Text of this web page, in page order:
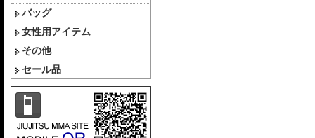
バッグ
女性用アイテム
その他
セール品